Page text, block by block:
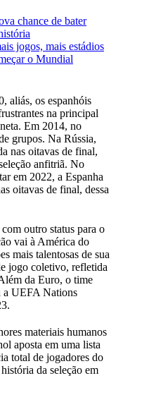
chance de bater
jogos, mais estádios
o Mundial
aliás, os espanhóis
na principal
Em 2014, no
grupos. Na Rússia,
nas oitavas de final,
anfitriã. No
em 2022, a Espanha
oitavas de final, dessa
outro status para o
vai à América do
mais talentosas de sua
jogo coletivo, refletida
da Euro, o time
a UEFA Nations
materiais humanos
aposta em uma lista
total de jogadores do
da seleção em